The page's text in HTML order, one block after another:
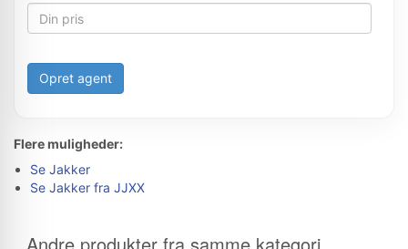
Opret agent
Flere muligheder:
Se Jakker
Se Jakker fra JJXX